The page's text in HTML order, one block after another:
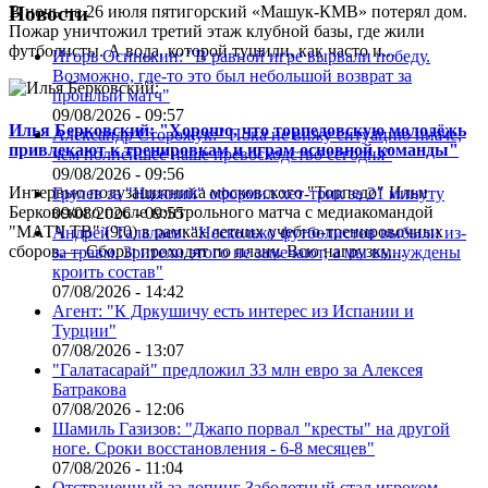
В ночь на 26 июля пятигорский «Машук-КМВ» потерял дом.
Пожар уничтожил третий этаж клубной базы, где жили
футболисты. А вода, которой тушили, как часто и...
Илья Берковский: "Хорошо, что торпедовскую молодёжь
привлекают к тренировкам и играм основной команды"
Интервью полузащитника московского "Торпедо" Ильи
Берковского после контрольного матча с медиакомандой
"МАТЧ ТВ" (9:0) в рамках летних учебно-тренировочных
сборов.— Сборы проходят по плану. Всю нагрузку,...
Новости
Игорь Осинькин: "В равной игре вырвали победу.
Возможно, где-то это был небольшой возврат за
прошлый матч"
09/08/2026 - 09:57
Александр Сторожук: "Пока не вижу ситуацию иначе,
чем полнейшее наше превосходство сегодня"
09/08/2026 - 09:56
Грулев за "Нижний" оформил хет-трик за 21 минуту
09/08/2026 - 09:55
Андрей Талалаев: "Несколько футболистов выбыли из-
за травм. Зрители этого не замечают, а мы вынуждены
кроить состав"
07/08/2026 - 14:42
Агент: "К Дркушичу есть интерес из Испании и
Турции"
07/08/2026 - 13:07
"Галатасарай" предложил 33 млн евро за Алексея
Батракова
07/08/2026 - 12:06
Шамиль Газизов: "Джапо порвал "кресты" на другой
ноге. Сроки восстановления - 6-8 месяцев"
07/08/2026 - 11:04